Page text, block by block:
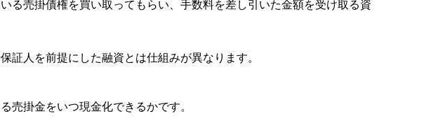
る売掛債権を買い取ってもらい、手数料を差し引いた金額を受け取る資
証人を前提にした融資とは仕組みが異なります。
売掛金をいつ現金化できるかです。